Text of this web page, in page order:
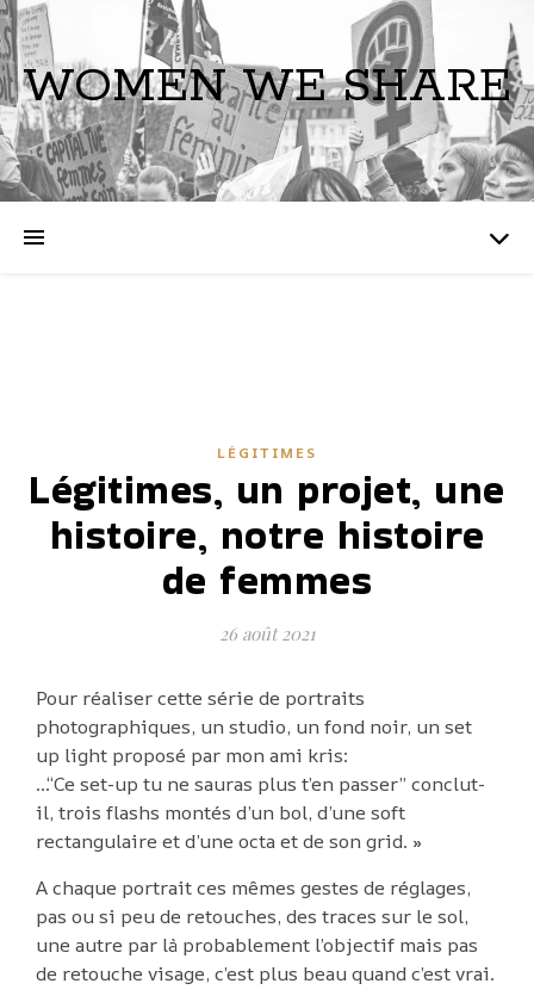
WOMEN WE SHARE
LÉGITIMES
Légitimes, un projet, une
histoire, notre histoire
de femmes
26 août 2021
Pour réaliser cette série de portraits
photographiques, un studio, un fond noir, un set
up light proposé par mon ami kris:
…“Ce set-up tu ne sauras plus t’en passer” conclut-
il, trois flashs montés d’un bol, d’une soft
rectangulaire et d’une octa et de son grid. »
A chaque portrait ces mêmes gestes de réglages,
pas ou si peu de retouches, des traces sur le sol,
une autre par là probablement l’objectif mais pas
de retouche visage, c’est plus beau quand c’est vrai.